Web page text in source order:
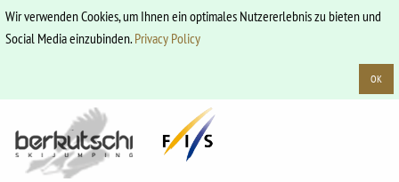
Wir verwenden Cookies, um Ihnen ein optimales Nutzererlebnis zu bieten und
Social Media einzubinden.Privacy Policy
OK